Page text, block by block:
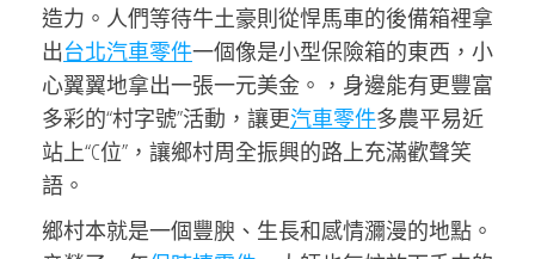
造力。人們等待牛土豪則從悍馬車的後備箱裡拿
出台北汽車零件一個像是小型保險箱的東西，小
心翼翼地拿出一張一元美金。，身邊能有更豐富
多彩的“村字號”活動，讓更汽車零件多農平易近
站上“C位”，讓鄉村周全振興的路上充滿歡聲笑
語。
鄉村本就是一個豐腴、生長和感情瀰漫的地點。